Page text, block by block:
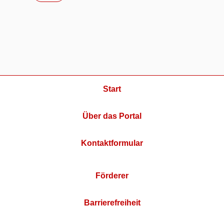
Start
Über das Portal
Kontaktformular
Förderer
Barrierefreiheit